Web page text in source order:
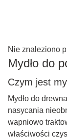
Nie znaleziono
Mydło do
Czym jest
Mydło do
nasycania
wapniowo
właściwości